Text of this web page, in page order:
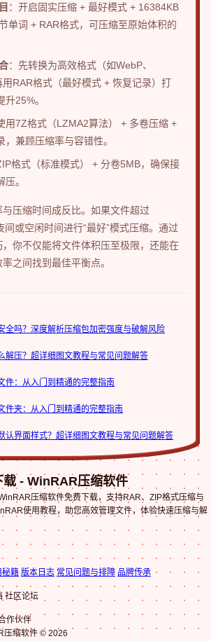
：开启固实压缩 + 最好模式 + 16384KB
单词 + RAR格式，可压缩至原始体积的
：先转换为高效格式（如WebP、
RAR格式（最好模式 + 恢复记录）打
25%。
用7Z格式（LZMA2算法） + 多卷压缩 +
，兼顾压缩率与容错性。
格式（标准模式） + 分卷5MB，确保接
。
压缩时间成反比。如果文件超过
间或空闲时间进行“最好”模式压缩。通过
你不仅能将文件体积压至极限，还能在
之间找到最佳平衡点。
全吗？深度解析压缩包加密强度与破解风险
解压？超详细图文教程与常见问题解答
件：从入门到精通的完整指南
件夹：从入门到精通的完整指南
认界面样式？超详细图文教程与常见问题解答
- WinRAR压缩软件
压缩软件免费下载，支持RAR、ZIP格式压缩与
使用教程，助您高效管理文件，体验快速压缩与解
秘籍 版本日志 常见问题与排障 品牌传承
社区论坛
作伙伴
压缩软件 © 2026